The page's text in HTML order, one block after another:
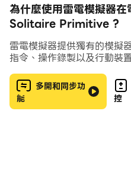
♣️大而容易看的卡片
Offline️離線播放且無數據費用
♦️定時器模式支持
喜歡在PC上玩TriPeaks紙
最好的TriPeaks紙牌遊戲！
為什麼使用雷電模擬器
Solitaire Primitive ?
雷電模擬器提供獨有的模擬
指令、操作錄製以及行動裝
多開和同步功
能
控